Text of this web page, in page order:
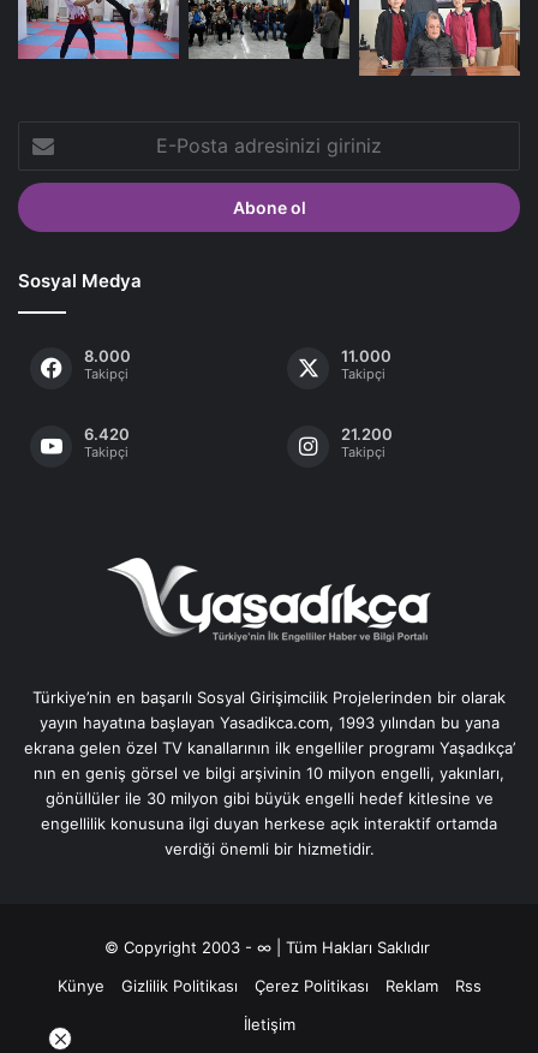
Posta
adresinizi
giriniz
Sosyal Medya
8.000
Takipçi
11.000
Takipçi
6.420
Takipçi
21.200
Takipçi
Türkiye’nin en başarılı Sosyal Girişimcilik Projelerinden bir olarak
yayın hayatına başlayan Yasadikca.com, 1993 yılından bu yana
ekrana gelen özel TV kanallarının ilk engelliler programı Yaşadıkça’
nın en geniş görsel ve bilgi arşivinin 10 milyon engelli, yakınları,
gönüllüler ile 30 milyon gibi büyük engelli hedef kitlesine ve
engellilik konusuna ilgi duyan herkese açık interaktif ortamda
verdiği önemli bir hizmetidir.
© Copyright 2003 - ∞ | Tüm Hakları Saklıdır
Künye
Gizlilik Politikası Çerez Politikası Reklam
Rss
İletişim